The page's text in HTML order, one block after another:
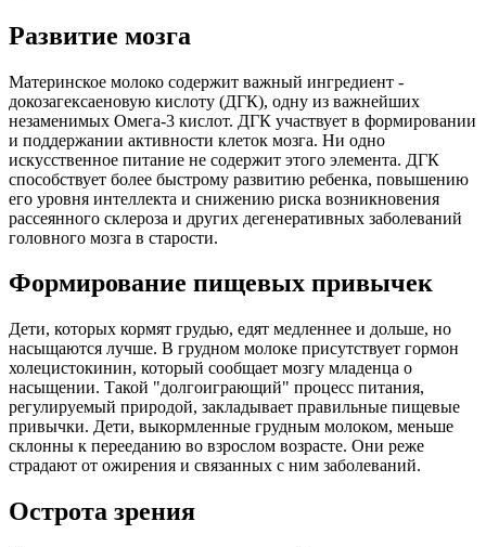
Развитие мозга
Материнское молоко содержит важный ингредиент -
докозагексаеновую кислоту (ДГК), одну из важнейших
незаменимых Омега-3 кислот. ДГК участвует в формировании
и поддержании активности клеток мозга. Ни одно
искусственное питание не содержит этого элемента. ДГК
способствует более быстрому развитию ребенка, повышению
его уровня интеллекта и снижению риска возникновения
рассеянного склероза и других дегенеративных заболеваний
головного мозга в старости.
Формирование пищевых привычек
Дети, которых кормят грудью, едят медленнее и дольше, но
насыщаются лучше. В грудном молоке присутствует гормон
холецистокинин, который сообщает мозгу младенца о
насыщении. Такой "долгоиграющий" процесс питания,
регулируемый природой, закладывает правильные пищевые
привычки. Дети, выкормленные грудным молоком, меньше
склонны к перееданию во взрослом возрасте. Они реже
страдают от ожирения и связанных с ним заболеваний.
Острота зрения